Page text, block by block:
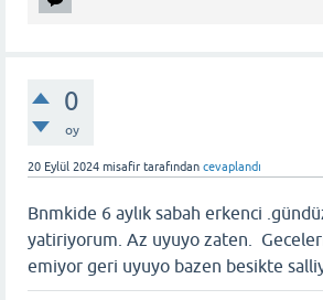
0
oy
20 Eylül 2024 misafir tarafından cevaplandı
Bnmkide 6 aylık sabah erkenci
yatiriyorum. Az uyuyo zaten.
emiyor geri uyuyo bazen besikte